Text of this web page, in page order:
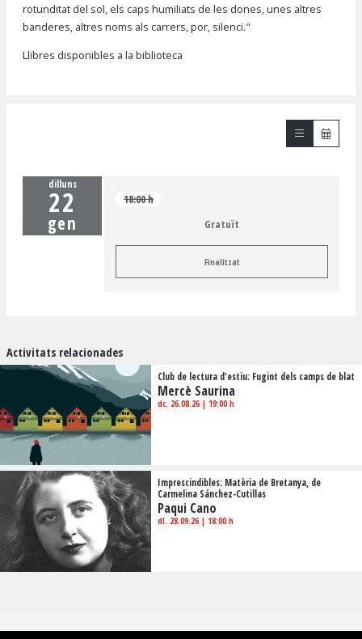
rotunditat del sol, els caps humiliats de les dones, unes altres
banderes, altres noms als carrers, por, silenci."
Llibres disponibles a la biblioteca
dilluns
22
gen
18:00 h
Gratuït
Finalitzat
Activitats relacionades
Club de lectura d'estiu: Fugint dels camps de blat
Mercè Saurina
dc. 26.08.26| 19:00 h
Imprescindibles: Matèria de Bretanya, de
Carmelina Sánchez-Cutillas
Paqui Cano
dl. 28.09.26| 18:00 h